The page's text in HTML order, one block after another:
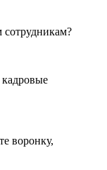
сотрудникам?
воронку,